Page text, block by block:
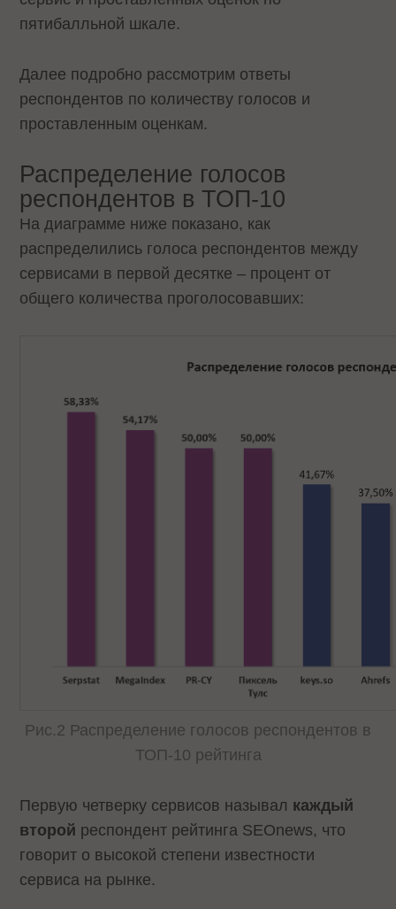
пятибалльной шкале.
Далее подробно рассмотрим ответы
респондентов по количеству голосов и
проставленным оценкам.
Распределение голосов
респондентов в ТОП-10
На диаграмме ниже показано, как
распределились голоса респондентов между
сервисами в первой десятке – процент от
общего количества проголосовавших:
Рис.2 Распределение голосов респондентов в
ТОП-10 рейтинга
Первую четверку сервисов называл каждый
второй респондент рейтинга SEOnews, что
говорит о высокой степени известности
сервиса на рынке.